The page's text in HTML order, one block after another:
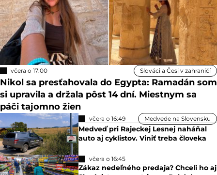
včera o 17:00 Slováci a Česi v zahraničí
Nikol sa presťahovala do Egypta: Ramadán som
si upravila a držala pôst 14 dní. Miestnym sa
páči tajomno žien
včera o 16:49 Medvede na Slovensku
Medveď pri Rajeckej Lesnej naháňal
auto aj cyklistov. Viniť treba človeka
včera o 16:45
Zákaz nedeľného predaja? Chceli ho aj